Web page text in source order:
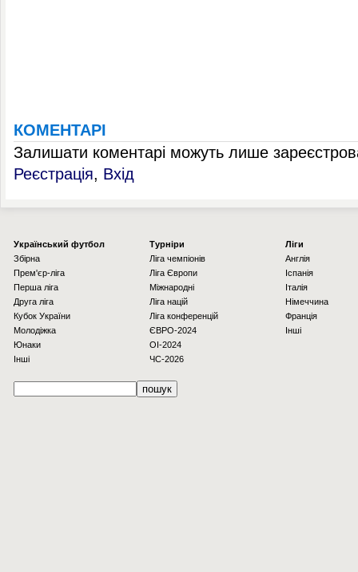
КОМЕНТАРІ
Залишати коментарі можуть лише
Реєстрація, Вхід
Українcький футбол
Збірна
Прем'єр-ліга
Перша ліга
Друга ліга
Кубок України
Молодіжка
Юнаки
Інші
Турніри
Ліга чемпіонів
Ліга Європи
Міжнародні
Ліга націй
Ліга конференцій
ЄВРО-2024
OI-2024
ЧС-2026
Ліги
Англія
Іспанія
Італія
Німеччина
Франція
Інші